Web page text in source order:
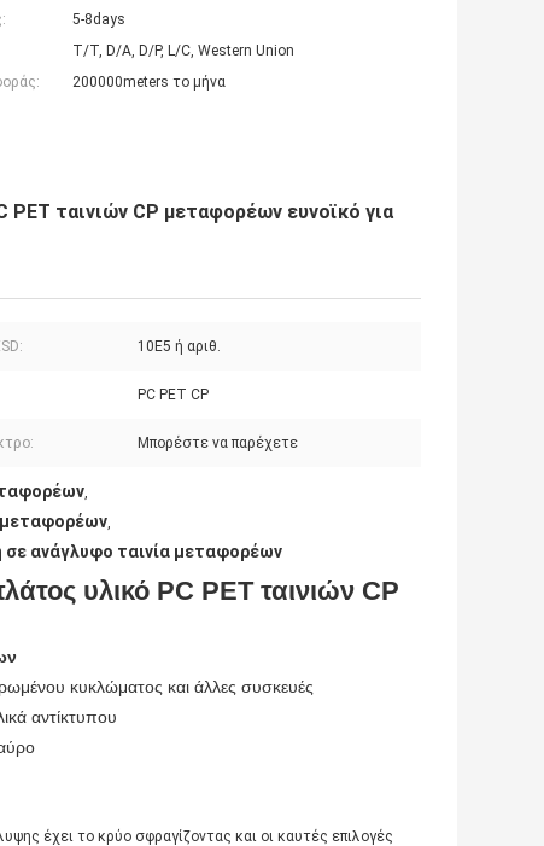
5-8days
T/T, D/A, D/P, L/C, Western Union
200000meters το μήνα
ταινιών CP μεταφορέων ευνοϊκό για
10E5 ή αριθ.
PC PET CP
Μπορέστε να παρέχετε
μεταφορέων
σε ανάγλυφο ταινία μεταφορέων
υλικό PC PET ταινιών CP
κυκλώματος και άλλες συσκευές
αντίκτυπου
έχει το κρύο σφραγίζοντας και οι καυτές επιλογές